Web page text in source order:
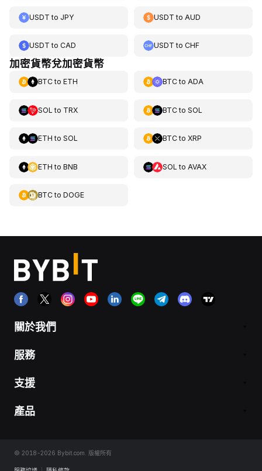
USDT to JPY USDT to AUD
USDT to CAD USDT toCHF
加密貨幣兌加密貨幣
BTCto ETH BTCto ADA
SOL to TRX BTCto SOL
ETH to SOL BTCto XRP
ETH to BNB SOL to AVAX
BTCto DOGE
關於我們
服務
支援
產品
© 2018-2026 Bybit.com. 版權所有